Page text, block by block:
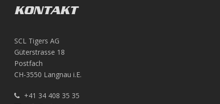
KONTAKT
SCL Tigers AG
Güterstrasse 18
Postfach
CH-3550 Langnau i.E.
+41 34 408 35 35